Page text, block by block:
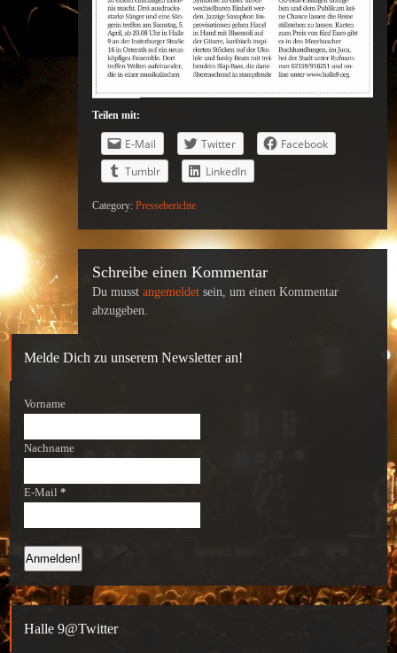
Teilen mit:
E-Mail Twitter
Facebook
Tumblr
LinkedIn
Category: Presseberichte
Schreibe einen Kommentar
Du musst angemeldet sein, um einen Kommentar
abzugeben.
Melde Dich zu unserem Newsletter an!
Vorname
Nachname
E-Mail *
Halle 9@Twitter